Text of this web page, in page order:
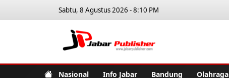
Sabtu, 8 Agustus 2026 - 8:10 PM
Nasional Info Jabar Bandung Olahraga